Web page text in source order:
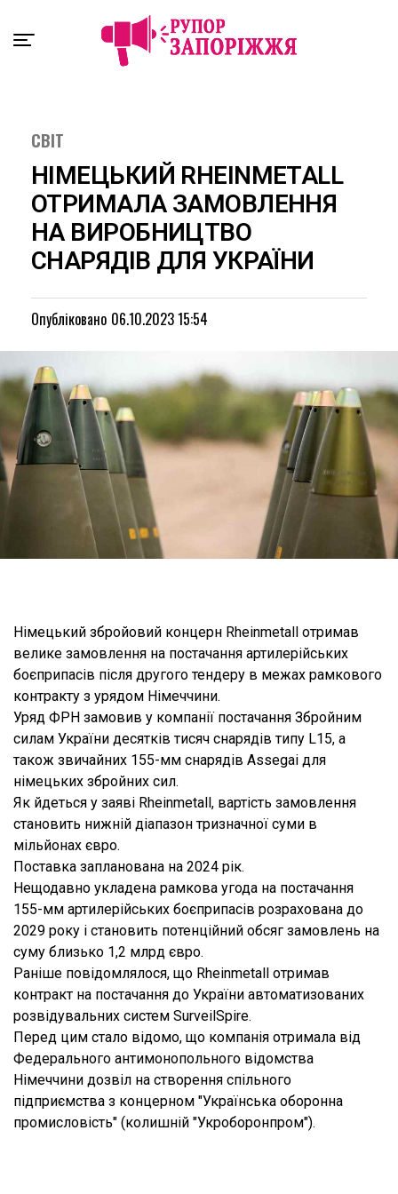
СВІТ
НІМЕЦЬКИЙ RHEINMETALL
ОТРИМАЛА ЗАМОВЛЕННЯ
НА ВИРОБНИЦТВО
СНАРЯДІВ ДЛЯ УКРАЇНИ
Опубліковано 06.10.2023 15:54
Німецький збройовий концерн Rheinmetall отримав
велике замовлення на постачання артилерійських
боєприпасів після другого тендеру в межах рамкового
контракту з урядом Німеччини.
Уряд ФРН замовив у компанії постачання Збройним
силам України десятків тисяч снарядів типу L15, а
також звичайних 155-мм снарядів Assegai для
німецьких збройних сил.
Як йдеться у заяві Rheinmetall, вартість замовлення
становить нижній діапазон тризначної суми в
мільйонах євро.
Поставка запланована на 2024 рік.
Нещодавно укладена рамкова угода на постачання
155-мм артилерійських боєприпасів розрахована до
2029 року і становить потенційний обсяг замовлень на
суму близько 1,2 млрд євро.
Раніше повідомлялося, що Rheinmetall отримав
контракт на постачання до України автоматизованих
розвідувальних систем SurveilSpire.
Перед цим стало відомо, що компанія отримала від
Федерального антимонопольного відомства
Німеччини дозвіл на створення спільного
підприємства з концерном "Українська оборонна
промисловість" (колишній "Укроборонпром").
Exit mobile version